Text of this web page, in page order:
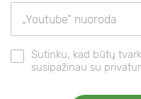
Sutinku, kad būtų
susipažinau su